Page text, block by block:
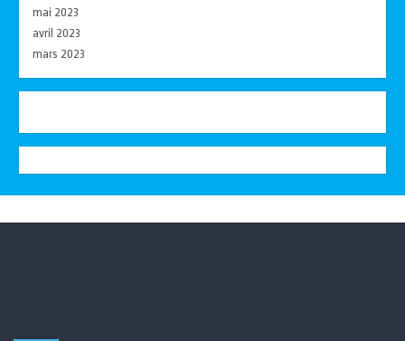
mai 2023
avril 2023
mars 2023